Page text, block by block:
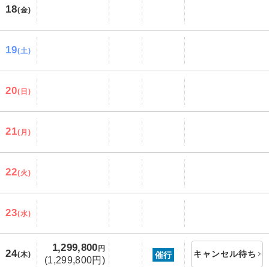
18(金)
19(土)
20(日)
21(月)
22(火)
23(水)
24(木)
1,299,800 円
(1,299,800円)
催行 キャンセル待ち